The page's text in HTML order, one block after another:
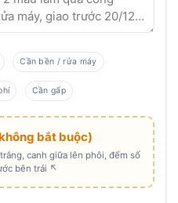
Cần bền / rửa máy
Cần gấp
bắt buộc)
canh giữa lên phôi, đếm số
bên trái ↖